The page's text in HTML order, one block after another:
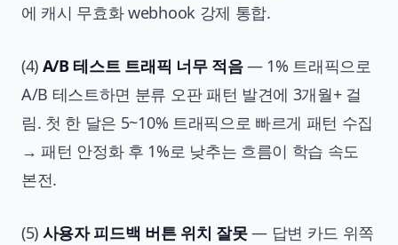
에 캐시 무효화 webhook 강제 통합.
(4) A/B 테스트 트래픽 너무 적음— 1% 트래픽으로
A/B 테스트하면 분류 오판 패턴 발견에 3개월+ 걸
림. 첫 한 달은 5~10% 트래픽으로 빠르게 패턴 수집
→ 패턴 안정화 후 1%로 낮추는 흐름이 학습 속도
본전.
(5) 사용자 피드백 버튼 위치 잘못— 답변 카드 위쪽